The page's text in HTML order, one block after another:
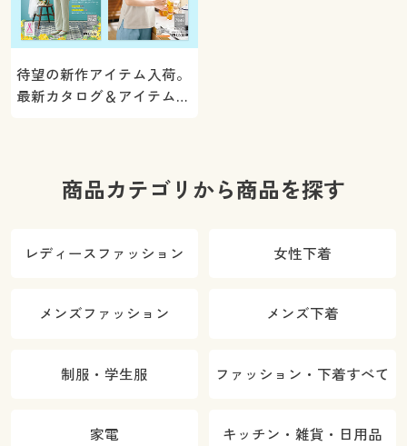
待望の新作アイテム入荷。
最新カタログ＆アイテムを
商品カテゴリから商品を探す
レディースファッション 女性下着
メンズファッション メンズ下着
制服・学生服 ファッション・下着すべて
家電 キッチン・雑貨・日用品